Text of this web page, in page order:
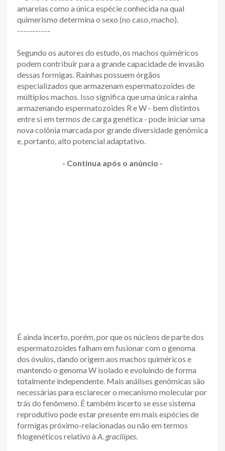
amarelas como a única espécie conhecida na qual
quimerismo determina o sexo (no caso, macho).
-----------
Segundo os autores do estudo, os machos quiméricos
podem contribuir para a grande capacidade de invasão
dessas formigas. Rainhas possuem órgãos
especializados que armazenam espermatozoides de
múltiplos machos. Isso significa que uma única rainha
armazenando espermatozoides R e W - bem distintos
entre si em termos de carga genética - pode iniciar uma
nova colônia marcada por grande diversidade genômica
e, portanto, alto potencial adaptativo.
- Continua após o anúncio -
É ainda incerto, porém, por que os núcleos de parte dos
espermatozoides falham em fusionar com o genoma
dos óvulos, dando origem aos machos quiméricos e
mantendo o genoma W isolado e evoluindo de forma
totalmente independente. Mais análises genômicas são
necessárias para esclarecer o mecanismo molecular por
trás do fenômeno. É também incerto se esse sistema
reprodutivo pode estar presente em mais espécies de
formigas próximo-relacionadas ou não em termos
filogenéticos relativo à A. gracilipes.